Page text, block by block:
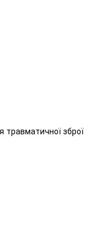
зброї